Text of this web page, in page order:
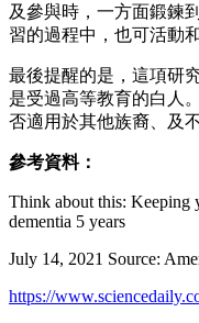
及參與時，一方面鍛鍊
習的過程中，也可活動
最後提醒的是，這項研
是受過高等教育的白人
否適用於其他族裔、及
參考資料：
Think about this: Keeping
dementia 5 years
July 14, 2021 Source:
https://